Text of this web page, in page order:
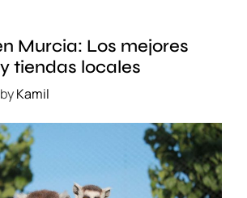
Murcia: Los mejores
tiendas locales
byKamil